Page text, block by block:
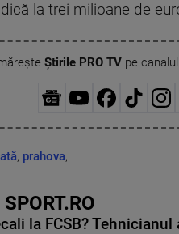
la trei milioane de
Știrile PRO TVpe
, prahova,
la FCSB?